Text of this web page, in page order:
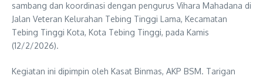
sambang dan koordinasi dengan pengurus Vihara Mahadana di
Jalan Veteran Kelurahan Tebing Tinggi Lama, Kecamatan
Tebing Tinggi Kota, Kota Tebing Tinggi, pada Kamis
(12/2/2026).
Kegiatan ini dipimpin oleh Kasat Binmas, AKP BSM. Tarigan